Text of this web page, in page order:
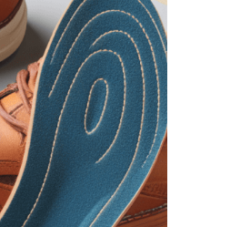
für
teurer?